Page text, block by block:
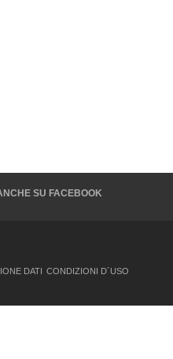
SU FACEBOOK
DATI CONDIZIONI D´USO